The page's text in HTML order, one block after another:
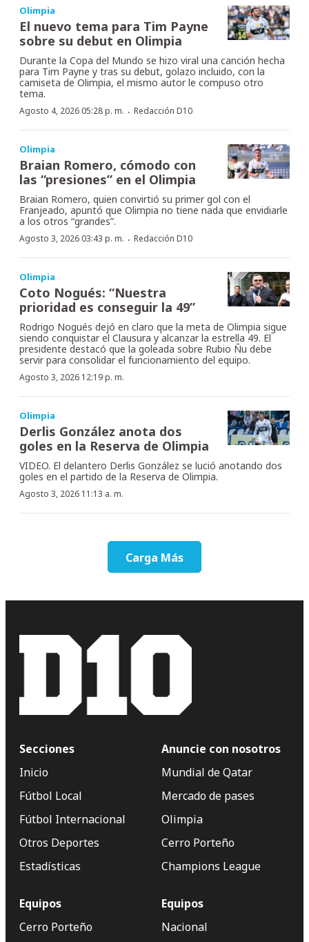
Olimpia
El nuevo tema para Tim Payne
sobre su debut en Olimpia
Durante la Copa del Mundo se hizo viral una canción hecha
para Tim Payne y tras su debut, golazo incluido, con la
camiseta de Olimpia, el mismo autor le compuso otro
tema.
Agosto 4, 2026 05:28 p. m. · Redacción D10
Olimpia
Braian Romero, cómodo con
las “presiones” en el Olimpia
Braian Romero, quien convirtió su primer gol con el
Franjeado, apuntó que Olimpia no tiene nada que envidiarle
a los otros “grandes”.
Agosto 3, 2026 03:43 p. m. · Redacción D10
Olimpia
Coto Nogués: “Nuestra
prioridad es conseguir la 49”
Rodrigo Nogués dejó en claro que la meta de Olimpia sigue
siendo conquistar el Clausura y alcanzar la estrella 49. El
presidente destacó que la goleada sobre Rubio Ñu debe
servir para consolidar el funcionamiento del equipo.
Agosto 3, 2026 12:19 p. m.
Olimpia
Derlis González anota dos
goles en la Reserva de Olimpia
VIDEO. El delantero Derlis González se lució anotando dos
goles en el partido de la Reserva de Olimpia.
Agosto 3, 2026 11:13 a. m.
Carga Más
Secciones
Inicio
Fútbol Local
Fútbol Internacional
Otros Deportes
Estadísticas
Anuncie con nosotros
Mundial de Qatar
Mercado de pases
Olimpia
Cerro Porteño
Champions League
Equipos
Cerro Porteño
Equipos
Nacional